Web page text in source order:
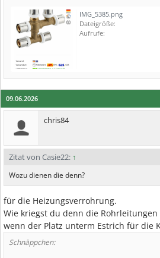
IMG_5385.png
Dateigröße:
Aufrufe:
09.06.2026
chris84
Zitat von Casie22: ↑
Wozu dienen die denn?
für die Heizungsverrohrung.
Wie kriegst du denn die
wenn der Platz unterm Estrich für die
Schnäppchen: